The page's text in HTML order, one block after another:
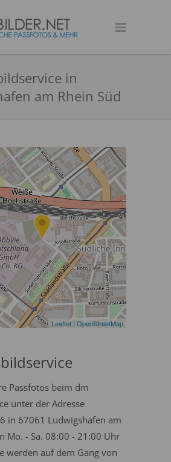
in
am Rhein Süd
Leaflet | OpenStreetMap
Passfotos beim dm
unter der Adresse
in 67061 Ludwigshafen am
Mo. - Sa. 08:00 - 21:00 Uhr
werden auf dem Gang von